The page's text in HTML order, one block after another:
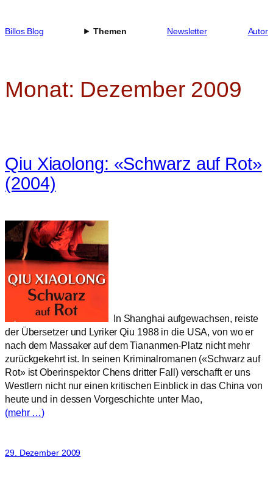
springen
Billos Blog Themen Newsletter Autor
Monat: Dezember 2009
Qiu Xiaolong: «Schwarz auf Rot»
(2004)
In Shanghai aufgewachsen, reiste
der Übersetzer und Lyriker Qiu 1988 in die USA, von wo er
nach dem Massaker auf dem Tiananmen-Platz nicht mehr
zurückgekehrt ist. In seinen Kriminalromanen («Schwarz auf
Rot» ist Oberinspektor Chens dritter Fall) verschafft er uns
Westlern nicht nur einen kritischen Einblick in das China von
heute und in dessen Vorgeschichte unter Mao,
(mehr …)
29. Dezember 2009